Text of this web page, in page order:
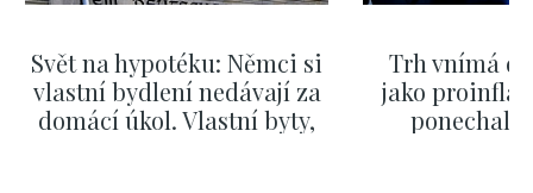
Svět na hypotéku: Němci si
vlastní bydlení nedávají za
domácí úkol. Vlastní byty,
Trh vnímá
jako
ponechali